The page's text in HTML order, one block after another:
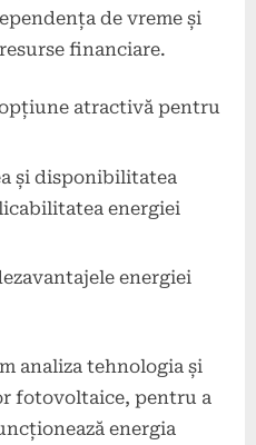
de vreme și
financiare.
atractivă pentru
și disponibilitatea
energiei
energiei
analiza tehnologia și
fotovoltaice, pentru a
energia